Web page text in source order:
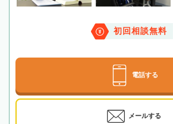
初回相談無料
電話する
メールする